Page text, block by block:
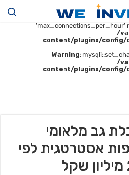
Warning
:
'max_connections_per_hour'
/
content/plugins/config/
Warning:
/
content/plugins/config/
גב מלאומי
אסטרטגית לפי